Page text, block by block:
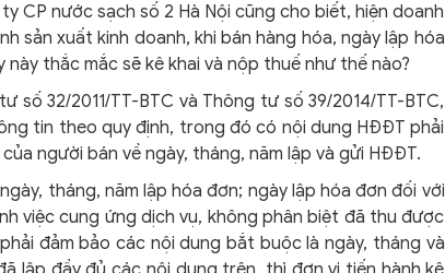
CP nước sạch số 2 Hà Nội cũng cho biết, hiện doanh
sản xuất kinh doanh, khi bán hàng hóa, ngày lập hóa
thắc mắc sẽ kê khai và nộp thuế như thế nào?
số 32/2011/TT-BTC và Thông tư số 39/2014/TT-BTC,
tin theo quy định, trong đó có nội dung HĐĐT phải
người bán về ngày, tháng, năm lập và gửi HĐĐT.
tháng, năm lập hóa đơn; ngày lập hóa đơn đối với
việc cung ứng dịch vụ, không phân biệt đã thu được
đảm bảo các nội dung bắt buộc là ngày, tháng và